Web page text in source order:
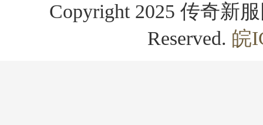
Copyright 2025 传奇新
Reserved. 皖